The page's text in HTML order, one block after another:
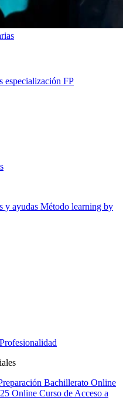
especialización FP
y ayudas Método learning by
Bachillerato Online
Online Curso de Acceso a